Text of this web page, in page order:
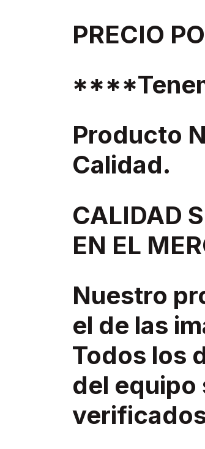
PRECIO
Producto
Calidad.
CALIDAD
EN EL
Nuestro
el de las
Todos los
del equipo